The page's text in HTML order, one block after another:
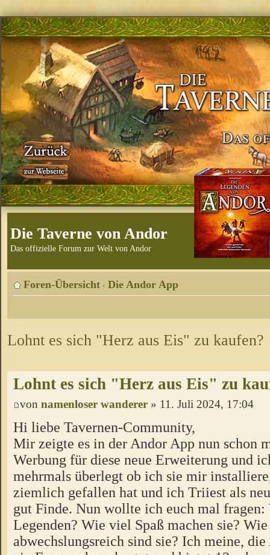
Die Taverne von Andor
Das offizielle Forum zur Welt von Andor
Foren-Übersicht ‹ Die Andor App
Lohnt es sich "Herz aus Eis" zu kaufen?
Lohnt es sich "Herz aus Eis" zu
von namenloser wanderer » 11. Juli 2024, 17:04
Hi liebe Tavernen-Community,
Mir zeigte es in der Andor App nun schon
Werbung für diese neue Erweiterung und
mehrmals überlegt ob ich sie mir
ziemlich gefallen hat und ich Triiest als
gut Finde. Nun wollte ich euch mal
Legenden? Wie viel Spaß machen sie? Wie
abwechslungsreich sind sie? Ich meine,